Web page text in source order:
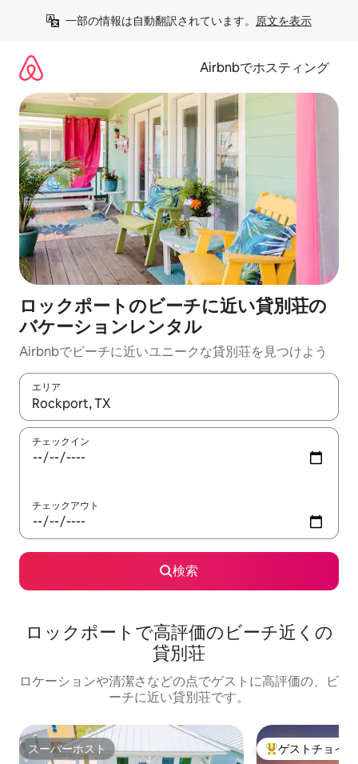
一部の情報は自動翻訳されています。 原文を表示
Airbnbでホスティング
ロックポートのビーチに近い貸別荘の
バケーションレンタル
Airbnbでビーチに近いユニークな貸別荘を見つけよう
エリア
検索結果が表示されたら、上下の矢印キーを使って移動するか
チェックイン
チェックアウト
検索
ロックポートで高評価のビーチ近くの
貸別荘
ロケーションや清潔さなどの点でゲストに高評価の、ビ
ーチに近い貸別荘です。
スーパーホスト
スーパーホスト 大好評のゲスト
ゲストチョイス